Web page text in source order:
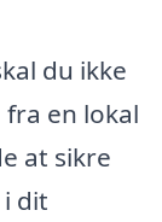
du ikke
en lokal
at sikre
dit